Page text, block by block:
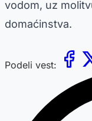
vodom, uz
domaćinstva.
Podeli vest: